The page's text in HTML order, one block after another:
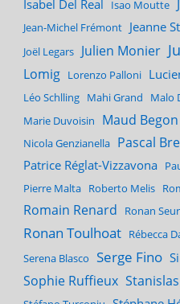
Isabel Del Real Isao Moutte
Jean-Michel Frémont Jeanne
Joël Legars Julien Monier
Lomig Lorenzo Palloni
Léo Schlling Mahi Grand Malo
Marie Duvoisin
Maud Begon
Nicola Genzianella Pascal
Patrice Réglat-Vizzavona
Pierre Malta Roberto Melis
Romain Renard Ronan
Ronan Toulhoat Rébecca
Serena Blasco Serge Fino
Sophie Ruffieux